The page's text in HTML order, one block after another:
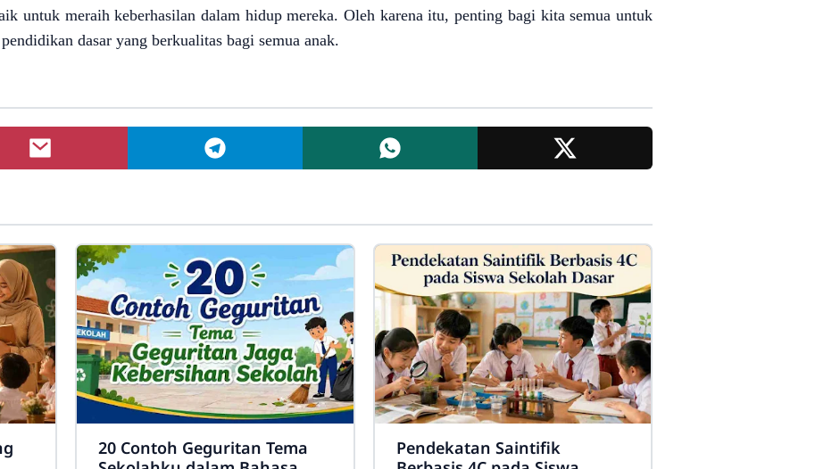
untuk meraih keberhasilan dalam hidup mereka. Oleh karena itu, penting bagi kita semua untuk
dasar yang berkualitas bagi semua anak.
20 Contoh Geguritan Tema
Pendekatan Saintifik